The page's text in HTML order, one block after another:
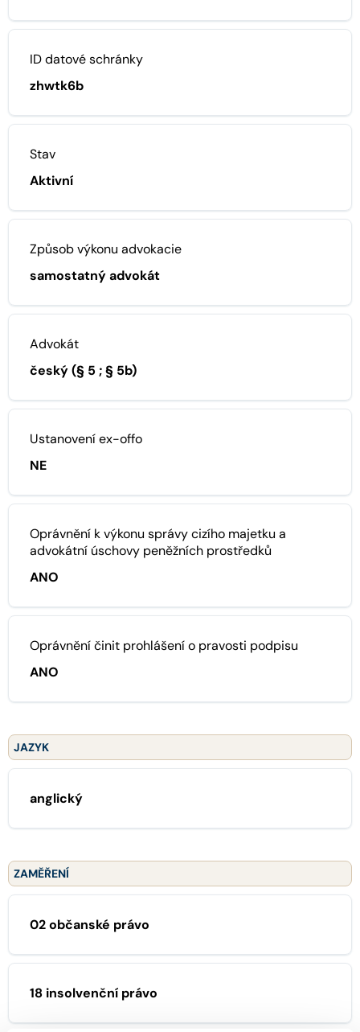
ID datové schránky
zhwtk6b
Stav
Aktivní
Způsob výkonu advokacie
samostatný advokát
Advokát
český (§ 5 ; § 5b)
Ustanovení ex-offo
NE
Oprávnění k výkonu správy cizího majetku a
advokátní úschovy peněžních prostředků
ANO
Oprávnění činit prohlášení o pravosti podpisu
ANO
JAZYK
anglický
ZAMĚŘENÍ
02 občanské právo
18 insolvenční právo